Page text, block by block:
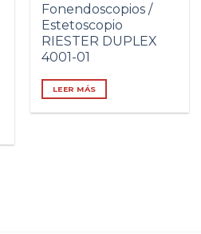
Fonendoscopios /
Estetoscopio
RIESTER DUPLEX
4001-01
LEER MÁS